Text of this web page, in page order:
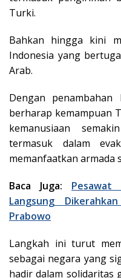
Turki.
Bahkan hingga kini
Indonesia yang
Arab.
Dengan penambahan
berharap kemampuan
kemanusiaan
termasuk dalam
memanfaatkan armada
Baca Juga: Pesawat
Langsung
Prabowo
Langkah ini turut
sebagai negara yang
hadir dalam solidaritas